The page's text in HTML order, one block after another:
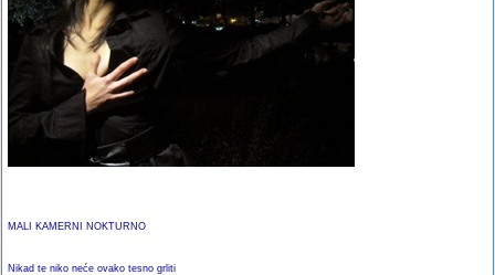
MALI KAMERNI NOKTURNO
Nikad te niko neće ovako tesno grliti